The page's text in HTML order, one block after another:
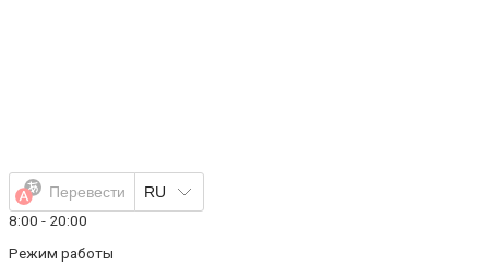
Перевести
RU
8:00 - 20:00
Режим работы